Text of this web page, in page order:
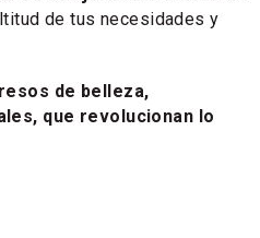
de tus necesidades y
de belleza,
que revolucionan lo